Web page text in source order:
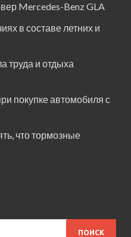
Mercedes-Benz GLA
в составе летних и
труда и отдыха
покупке автомобиля с
что тормозные